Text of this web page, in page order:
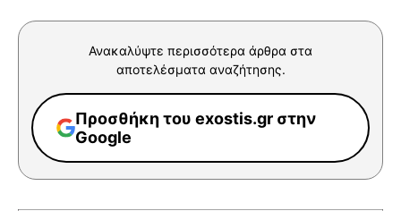
Ανακαλύψτε περισσότερα άρθρα στα
αποτελέσματα αναζήτησης.
Προσθήκη του exostis.gr στην
Google